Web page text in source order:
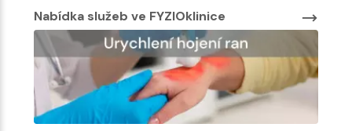
Nabídka služeb ve FYZIOklinice